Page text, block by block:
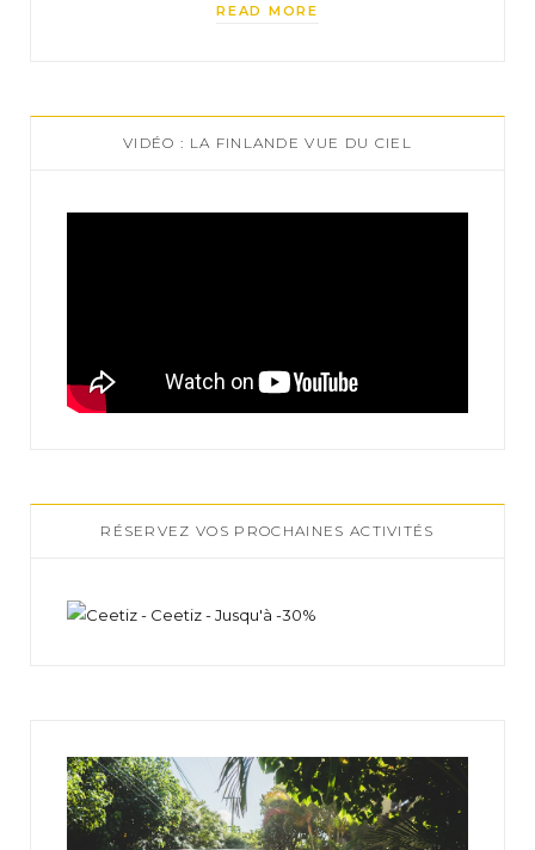
READ MORE
VIDÉO : LA FINLANDE VUE DU CIEL
RÉSERVEZ VOS PROCHAINES ACTIVITÉS